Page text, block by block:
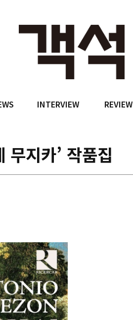
INTERVIEW REVIEW
무지카’ 작품집